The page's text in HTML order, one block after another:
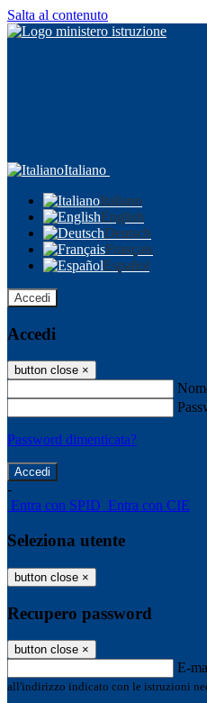
Salta al contenuto
Italiano
Italiano
English
Deutsch
Français
Español
Accedi
Accedi
button close ×
Password dimenticata?
-
Entra con SPID Entra con CIE
Seleziona utente
button close ×
Recupero password
button close ×
E-
all'indirizzo indicato con le istruzioni